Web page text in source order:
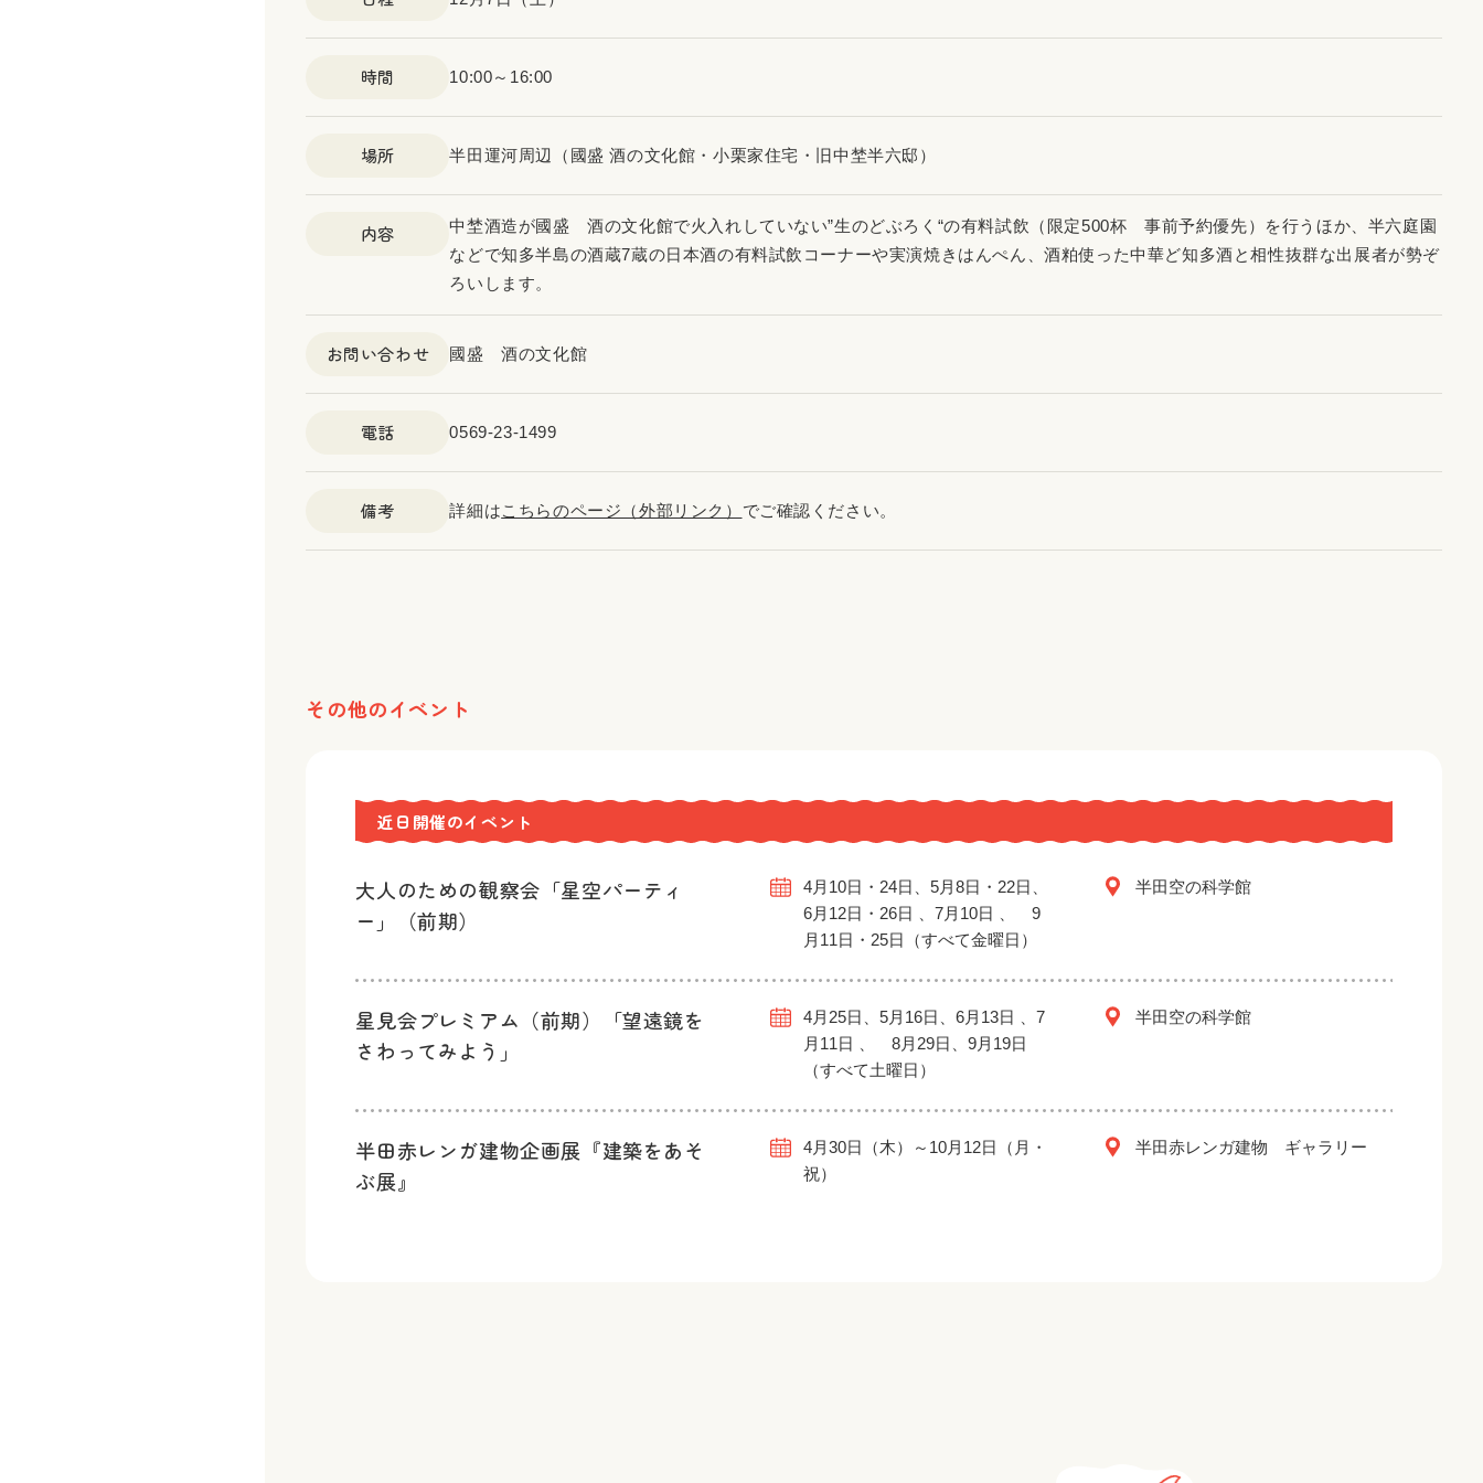
時間 10:00～16:00
場所 半田運河周辺（國盛 酒の文化館・小栗家住宅・旧中埜半六邸）
内容
中埜酒造が國盛 酒の文化館で火入れしていない”生のどぶろく“の有料試飲（限定500杯 事前予約優先）を行うほか、半六庭園
などで知多半島の酒蔵7蔵の日本酒の有料試飲コーナーや実演焼きはんぺん、酒粕使った中華ど知多酒と相性抜群な出展者が勢ぞ
ろいします。
お問い合わせ 國盛 酒の文化館
電話 0569-23-1499
備考 詳細はこちらのページ（外部リンク） でご確認ください。
その他のイベント
近日開催のイベント
大人のための観察会「星空パーティ
ー」（前期）
4月10日・24日、5月8日・22日、
6月12日・26日 、7月10日 、 9
月11日・25日（すべて金曜日）
半田空の科学館
星見会プレミアム（前期）「望遠鏡を
さわってみよう」
4月25日、5月16日、6月13日 、7
月11日 、 8月29日、9月19日
（すべて土曜日）
半田空の科学館
半田赤レンガ建物企画展『建築をあそ
ぶ展』
4月30日（木）～10月12日（月・
祝）
半田赤レンガ建物 ギャラリー